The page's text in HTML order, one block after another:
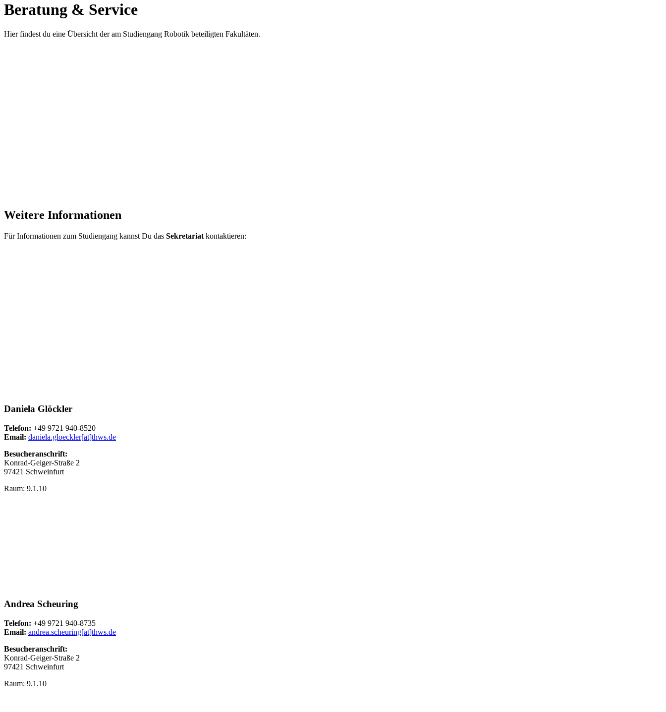
Beratung & Service
Hier findest du eine Übersicht der am Studiengang Robotik beteiligten Fakultäten.
Weitere Informationen
Für Informationen zum Studiengang kannst Du das Sekretariat kontaktieren:
Daniela Glöckler
Telefon: +49 9721 940-8520
Email: daniela.gloeckler[at]thws.de
Besucheranschrift:
Konrad-Geiger-Straße 2
97421 Schweinfurt
Raum: 9.1.10
Andrea Scheuring
Telefon: +49 9721 940-8735
Email: andrea.scheuring[at]thws.de
Besucheranschrift:
Konrad-Geiger-Straße 2
97421 Schweinfurt
Raum: 9.1.10